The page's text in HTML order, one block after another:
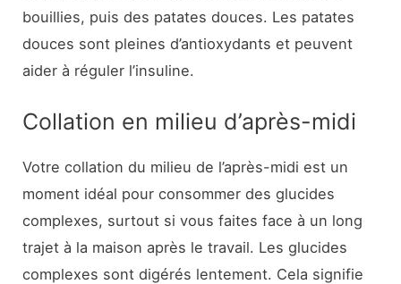
bouillies, puis des patates douces. Les patates
douces sont pleines d’antioxydants et peuvent
aider à réguler l’insuline.
Collation en milieu d’après-midi
Votre collation du milieu de l’après-midi est un
moment idéal pour consommer des glucides
complexes, surtout si vous faites face à un long
trajet à la maison après le travail. Les glucides
complexes sont digérés lentement. Cela signifie